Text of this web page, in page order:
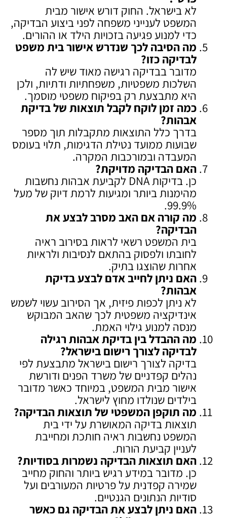
לא בישראל. החוק דורש אישור מבית
המשפט לענייני משפחה לפני ביצוע הבדיקה,
כדי למנוע פגיעה בזכויות הילד או ההורים.
מה הסיבה לכך שנדרש אישור בית משפט
לבדיקה כזו?
מדובר בבדיקה רגישה מאוד שיש לה
השלכות משפטיות, משפחתיות ודתיות, ולכן
היא מתבצעת רק בפיקוח משפטי מוסמך.
כמה זמן לוקח לקבל תוצאות של בדיקת
אבהות?
בדרך כלל התוצאות מתקבלות תוך מספר
שבועות ממועד נטילת הדגימות, תלוי בעומס
המעבדה ובמורכבות המקרה.
האם הבדיקה מדויקת?
כן. בדיקות DNA לקביעת אבהות נחשבות
מהימנות ביותר ומגיעות לרמת דיוק של מעל
99.9%.
מה קורה אם האב מסרב לבצע את
הבדיקה?
בית המשפט רשאי לראות בסירוב ראיה
לחובתו ולפסוק בהתאם לנסיבות ולראיות
אחרות שהוצגו בתיק.
האם ניתן לחייב אדם לבצע בדיקת
אבהות?
לא ניתן לכפות פיזית, אך הסירוב עשוי לשמש
אינדיקציה משפטית לכך שהאב המבוקש
מנסה למנוע גילוי האמת.
מה ההבדל בין בדיקת אבהות רגילה
לבדיקה לצורך רישום בישראל?
בדיקה לצורך רישום בישראל מתבצעת לפי
נהלים קפדניים של משרד הפנים ודורשת
אישור מבית המשפט, במיוחד כאשר מדובר
בילדים שנולדו מחוץ לישראל.
מה תוקפן המשפטי של תוצאות הבדיקה?
תוצאות בדיקה המאושרת על ידי בית
המשפט נחשבות ראיה חותכת ומחייבת
לעניין קביעת הורות.
האם תוצאות הבדיקה נשמרות בסודיות?
כן. מדובר במידע רגיש ביותר והחוק מחייב
שמירה קפדנית על פרטיות המעורבים ועל
סודיות הנתונים הגנטיים.
האם ניתן לבצע את הבדיקה גם כאשר